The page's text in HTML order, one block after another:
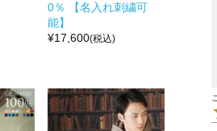
0％ 【名入れ刺繍可
能】
¥17,600(税込)